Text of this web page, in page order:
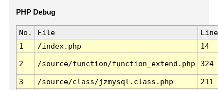
PHP Debug
No. File
Line
1
/index.php 14
2 /source/function/function_extend.php 324
3 /source/class/jzmysql.class.php
211